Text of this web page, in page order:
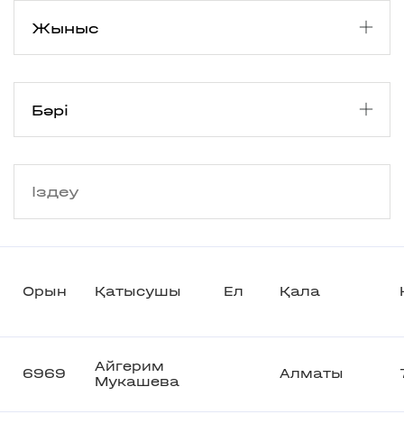
Орын Қатысушы Ел Қала
6969
Айгерим
Мукашева
Алматы